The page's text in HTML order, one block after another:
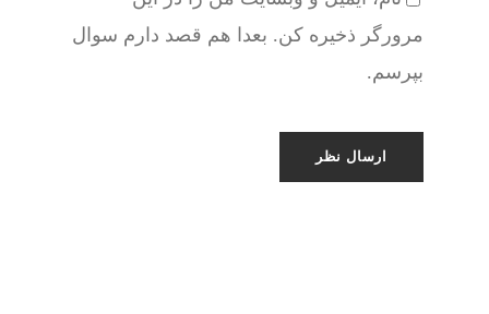
مرورگر ذخیره کن. بعدا هم قصد دارم سوال
بپرسم.